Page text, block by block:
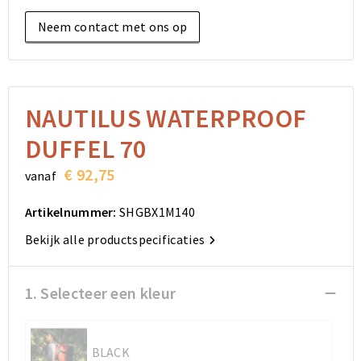
Elektronica, Gadgets en USB
Sleutelhangers en Lanyards
Anti-stress
Lampen en Gereedschap
Aanstekers
Snoepgoed
Sinterklaas
Reistassensets
Goodiebags
Golftassen
Opvouwbare tassen
Autotassen
Matrozentassen
Schoudertassen
Rugzakken
Accessoires voor tassen
Bodywarmers
Kleding sets
Reistassensets
Goodiebags
Golftassen
Opvouwbare tassen
Autotassen
Matrozentassen
Schoudertassen
Rugzakken
Accessoires voor tassen
Overhemden
Jassen
Broeken en Rokken
Schoenen
Neem contact met ons op
NAUTILUS WATERPROOF
DUFFEL 70
vanaf € 92,75
Artikelnummer: SHGBX1M140
Bekijk alle productspecificaties
1. Selecteer een kleur
BLACK